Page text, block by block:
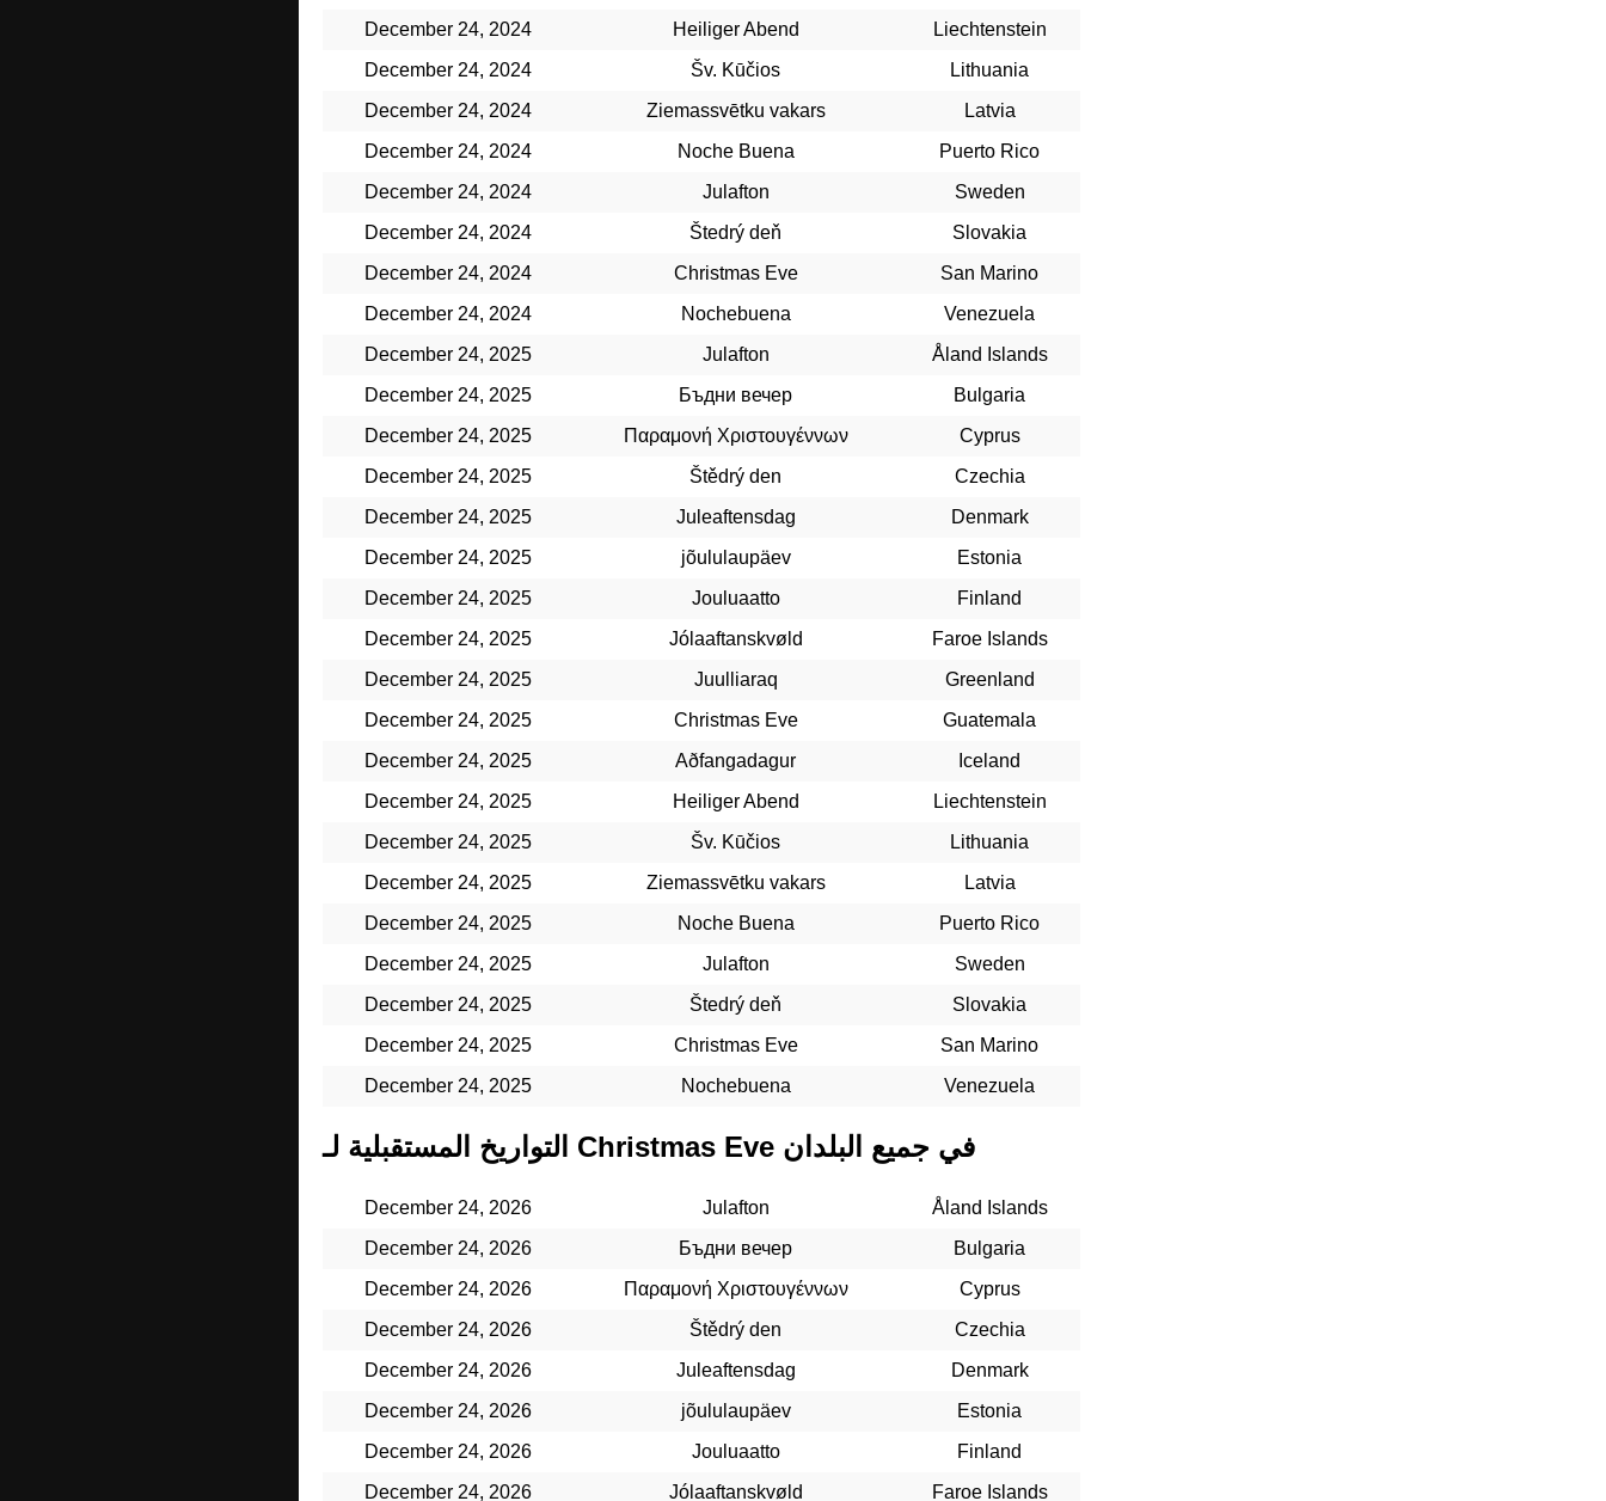
December 24, 2024
Heiliger Abend
Liechtenstein
December 24, 2024
Šv. Kūčios
Lithuania
December 24, 2024
Ziemassvētku vakars
Latvia
December 24, 2024
Noche Buena
Puerto Rico
December 24, 2024
Julafton
Sweden
December 24, 2024
Štedrý deň
Slovakia
December 24, 2024
Christmas Eve
San Marino
December 24, 2024
Nochebuena
Venezuela
December 24, 2025
Julafton
Åland Islands
December 24, 2025
Бъдни вечер
Bulgaria
December 24, 2025
Παραμονή Χριστουγέννων
Cyprus
December 24, 2025
Štědrý den
Czechia
December 24, 2025
Juleaftensdag
Denmark
December 24, 2025
jõululaupäev
Estonia
December 24, 2025
Jouluaatto
Finland
December 24, 2025
Jólaaftanskvøld
Faroe Islands
December 24, 2025
Juulliaraq
Greenland
December 24, 2025
Christmas Eve
Guatemala
December 24, 2025
Aðfangadagur
Iceland
December 24, 2025
Heiliger Abend
Liechtenstein
December 24, 2025
Šv. Kūčios
Lithuania
December 24, 2025
Ziemassvētku vakars
Latvia
December 24, 2025
Noche Buena
Puerto Rico
December 24, 2025
Julafton
Sweden
December 24, 2025
Štedrý deň
Slovakia
December 24, 2025
Christmas Eve
San Marino
December 24, 2025
Nochebuena Venezuela
التواريخ المستقبلية لـ Christmas Eve في جميع البلدان
December 24, 2026 Julafton
Åland Islands
December 24, 2026
Бъдни вечер
Bulgaria
December 24, 2026
Παραμονή Χριστουγέννων
Cyprus
December 24, 2026
Štědrý den
Czechia
December 24, 2026
Juleaftensdag
Denmark
December 24, 2026
jõululaupäev
Estonia
December 24, 2026
Jouluaatto
Finland
December 24, 2026
Jólaaftanskvøld Faroe Islands